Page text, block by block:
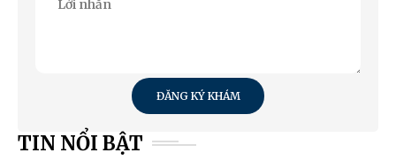
ĐĂNG KÝ KHÁM
TIN NỔI BẬT